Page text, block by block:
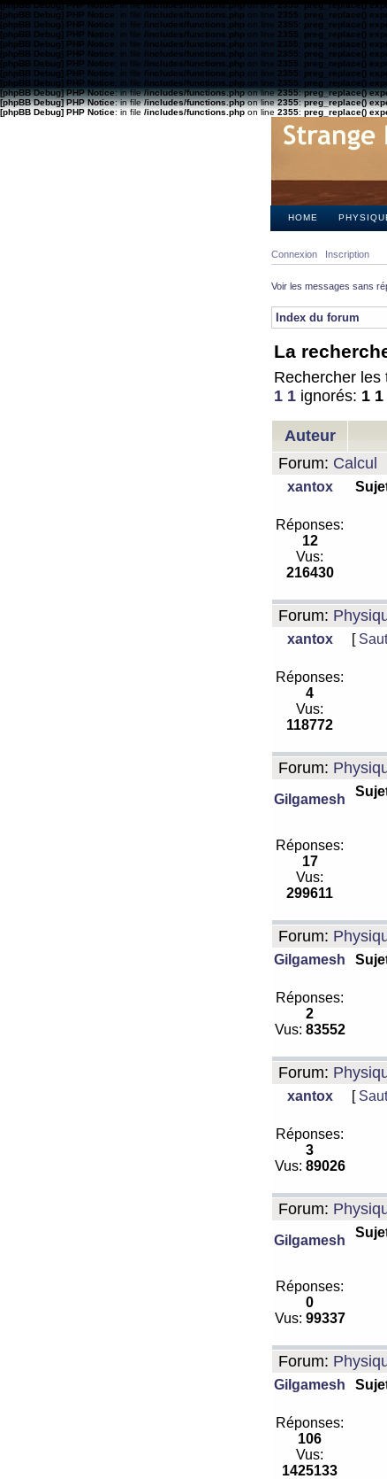
[phpBB Debug] PHP Notice: in file/includes/functions.phpon line2355:preg_replace()
[phpBB Debug] PHP Notice: in file /includes/functions.php on line 2355: preg_replace()
[phpBB Debug] PHP Notice: in file /includes/functions.php on line 2355: preg_replace()
[phpBB Debug] PHP Notice: in file /includes/functions.php on line 2355: preg_replace()
[phpBB Debug] PHP Notice: in file /includes/functions.php on line 2355: preg_replace()
[phpBB Debug] PHP Notice: in file /includes/functions.php on line 2355: preg_replace()
[phpBB Debug] PHP Notice: in file /includes/functions.php on line 2355: preg_replace()
[phpBB Debug] PHP Notice: in file /includes/functions.php on line 2355: preg_replace()
[phpBB Debug] PHP Notice: in file /includes/functions.php on line 2355: preg_replace()
[phpBB Debug] PHP Notice: in file/includes/functions.phpon line2355:preg_replace()
[phpBB Debug] PHP Notice: in file/includes/functions.phpon line2355:preg_replace()
[phpBB Debug] PHP Notice: in file/includes/functions.phpon line2355:preg_replace()
HOME
Connexion Inscription
Voir les messages sans
Index du forum
La
Rechercher les
1 1 ignorés: 1 1
Auteur
Forum: Calcul
xantox
Réponses:
12
Vus:
216430
Forum:
xantox [
Réponses:
4
Vus:
118772
Forum:
Gilgamesh
Réponses:
17
Vus:
299611
Forum:
Gilgamesh
Réponses:
2
Vus: 83552
Forum:
xantox [
Réponses:
3
Vus: 89026
Forum:
Gilgamesh
Réponses:
0
Vus: 99337
Forum:
Gilgamesh
Réponses:
106
Vus:
1425133